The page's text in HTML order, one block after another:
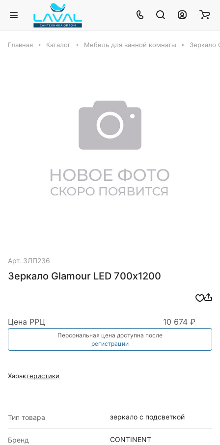
Главная Каталог Мебель для ванной комнаты Зеркало
Арт. ЗЛП236
Зеркало Glamour LED 700х1200
Цена РРЦ 10 674 ₽
Персональная цена доступна после
регистрации
Характеристики
Тип товара зеркало с подсветкой
Бренд CONTINENT